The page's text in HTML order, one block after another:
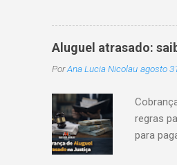
que a
Com a
1.244,
Aluguel atrasado:
PorAna Lucia Nicolau agosto
regras
para